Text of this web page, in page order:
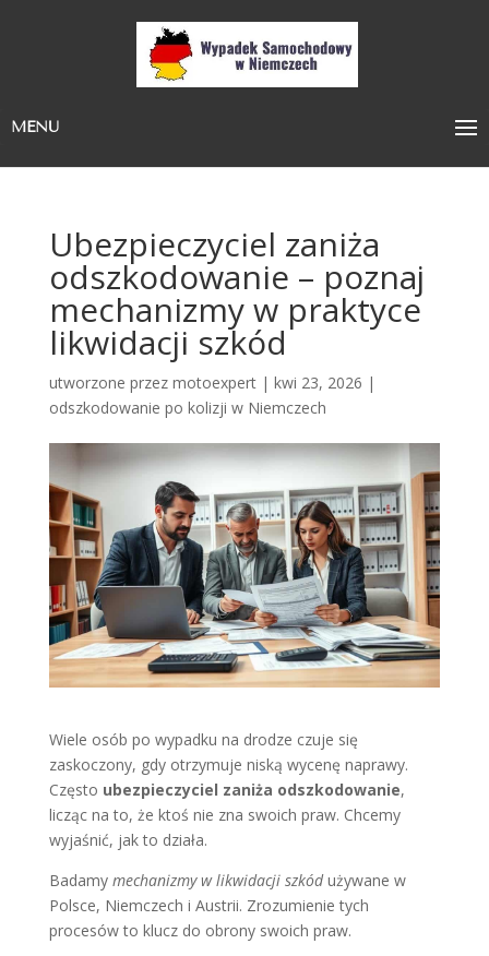
MENU
Ubezpieczyciel zaniża
odszkodowanie – poznaj
mechanizmy w praktyce
likwidacji szkód
utworzone przez motoexpert| kwi 23, 2026 |
odszkodowanie po kolizji w Niemczech
Wiele osób po wypadku na drodze czuje się
zaskoczony, gdy otrzymuje niską wycenę naprawy.
Często ubezpieczyciel zaniża odszkodowanie,
licząc na to, że ktoś nie zna swoich praw. Chcemy
wyjaśnić, jak to działa.
Badamy mechanizmy w likwidacji szkódużywane w
Polsce, Niemczech i Austrii. Zrozumienie tych
procesów to klucz do obrony swoich praw.